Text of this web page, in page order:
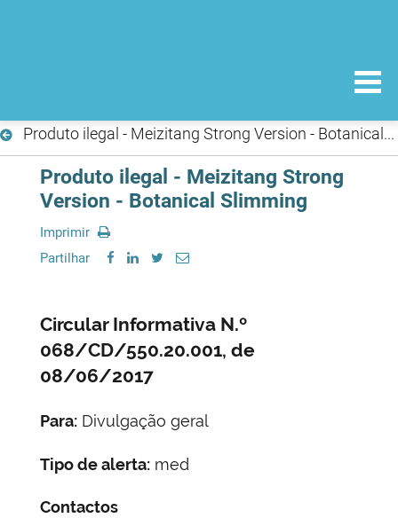
Produto ilegal - Meizitang Strong Version - Botanical Slimming
Produto ilegal - Meizitang Strong
Version - Botanical Slimming
Imprimir
Partilhar
Circular Informativa N.º
068/CD/550.20.001, de
08/06/2017
Para: Divulgação geral
Tipo de alerta: med
Contactos